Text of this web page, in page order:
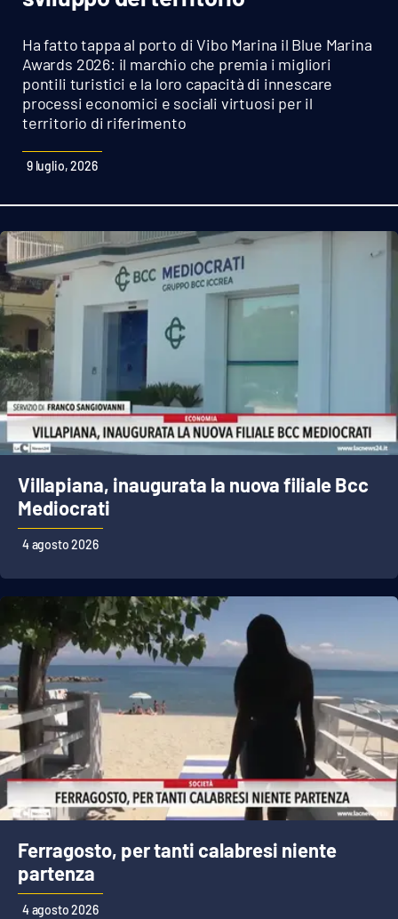
Sanità
Sport
Cultura
Podcast
Editoriali
VIDEO
Ambiente
Cronaca
Cultura
Economia e Lavoro
Politica
Società
Sport
RUBRICHE
Good Morning Vietnam
Parchi Marini Calabria
Leggendo Alvaro insieme
Imprese Di Calabria
Ha fatto tappa al porto di Vibo Marina il Blue Marina
Awards 2026: il marchio che premia i migliori
pontili turistici e la loro capacità di innescare
processi economici e sociali virtuosi per il
territorio di riferimento
9 luglio, 2026
Villapiana, inaugurata la nuova filiale Bcc
Mediocrati
4 agosto 2026
Ferragosto, per tanti calabresi niente
partenza
4 agosto 2026